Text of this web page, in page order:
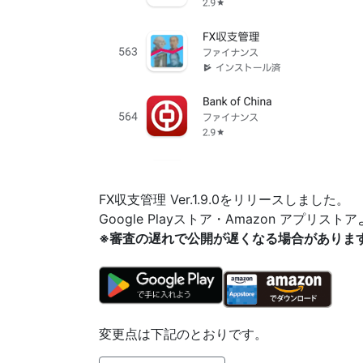
FX収支管理 Ver.1.9.0をリリースしました。
Google Playストア・Amazon アプリストア
※審査の遅れで公開が遅くなる場合がありま
変更点は下記のとおりです。